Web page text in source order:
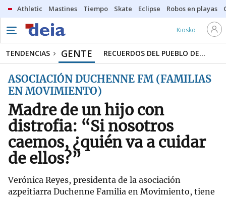
Athletic Mastines Tiempo Skate Eclipse Robos en playas
Kiosko
TENDENCIAS GENTE RECUERDOS DEL PUEBLO DE...
ASOCIACIÓN DUCHENNE FM (FAMILIAS
EN MOVIMIENTO)
Madre de un hijo con
distrofia: “Si nosotros
caemos, ¿quién va a cuidar
de ellos?”
Verónica Reyes, presidenta de la asociación
azpeitiarra Duchenne Familia en Movimiento, tiene